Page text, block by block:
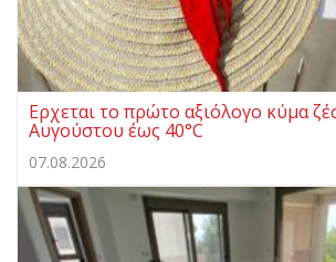
Ερχεται το πρώτο αξιόλογο κύμα
Αυγούστου έως 40°C
07.08.2026